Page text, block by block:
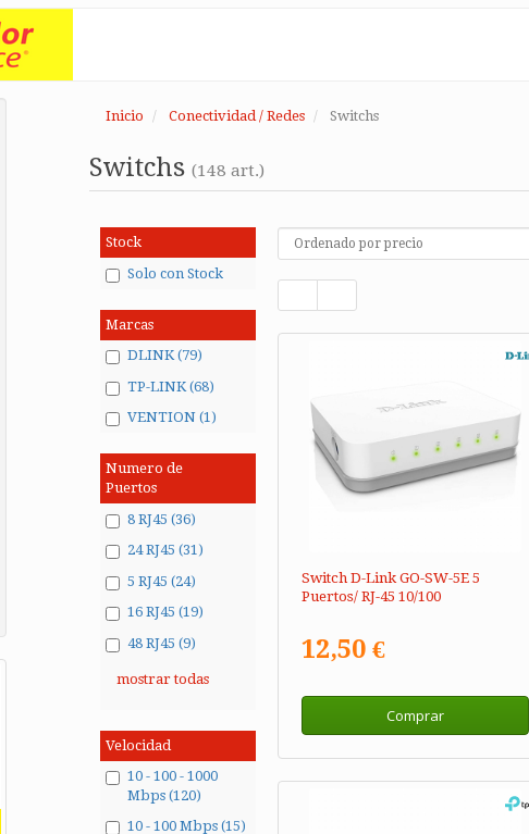
Inicio Conectividad / Redes Switchs
Switchs (148 art.)
Stock
Solo con Stock
Marcas
DLINK (79)
TP-LINK (68)
VENTION (1)
Numero de
Puertos
8 RJ45 (36)
24 RJ45 (31)
5 RJ45 (24)
16 RJ45 (19)
48 RJ45 (9)
mostrar todas
Velocidad
10 - 100 - 1000
Mbps (120)
10 - 100 Mbps (15)
Switch D-Link GO-SW-5E 5
Puertos/ RJ-45 10/100
12,50 €
Comprar